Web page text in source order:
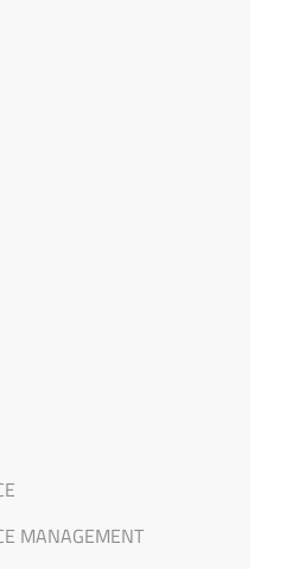
MANAGEMENT